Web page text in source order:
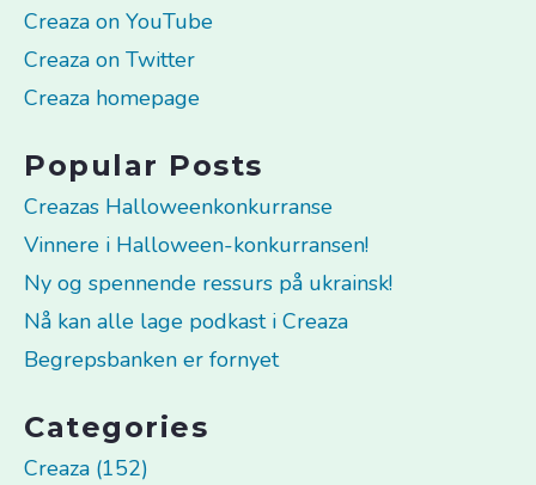
Creaza on YouTube
Creaza on Twitter
Creaza homepage
Popular Posts
Creazas Halloweenkonkurranse
Vinnere i Halloween-konkurransen!
Ny og spennende ressurs på ukrainsk!
Nå kan alle lage podkast i Creaza
Begrepsbanken er fornyet
Categories
Creaza (152)